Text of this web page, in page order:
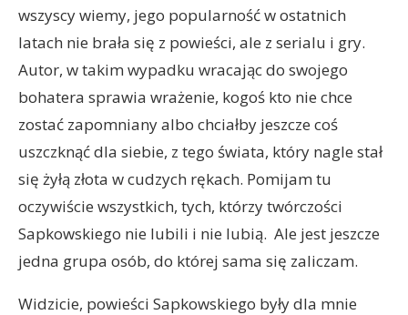
wszyscy wiemy, jego popularność w ostatnich
latach nie brała się z powieści, ale z serialu i gry.
Autor, w takim wypadku wracając do swojego
bohatera sprawia wrażenie, kogoś kto nie chce
zostać zapomniany albo chciałby jeszcze coś
uszczknąć dla siebie, z tego świata, który nagle stał
się żyłą złota w cudzych rękach. Pomijam tu
oczywiście wszystkich, tych, którzy twórczości
Sapkowskiego nie lubili i nie lubią. Ale jest jeszcze
jedna grupa osób, do której sama się zaliczam.
Widzicie, powieści Sapkowskiego były dla mnie